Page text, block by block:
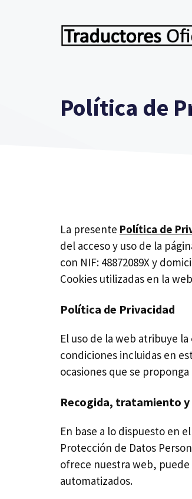
Política de
La presente Política de
del acceso y uso de la
con NIF: 48872089X y
Cookies utilizadas en la
Política de Privacidad
El uso de la web atribuye
condiciones incluidas en
ocasiones que se
Recogida, tratamiento y
En base a lo dispuesto en
Protección de Datos
ofrece nuestra web,
automatizados.